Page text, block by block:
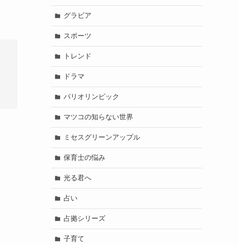
グラビア
スポーツ
トレンド
ドラマ
パリオリンピック
マツコの知らない世界
ミセスグリーンアップル
保育士の悩み
光る君へ
占い
占拠シリーズ
子育て